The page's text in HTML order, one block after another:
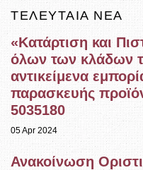
ΤΕΛΕΥΤΑΊΑ ΝΈΑ
«Κατάρτιση και
όλων των κλάδων
αντικείμενα
παρασκευής
5035180
05 Apr 2024
Ανακοίνωση